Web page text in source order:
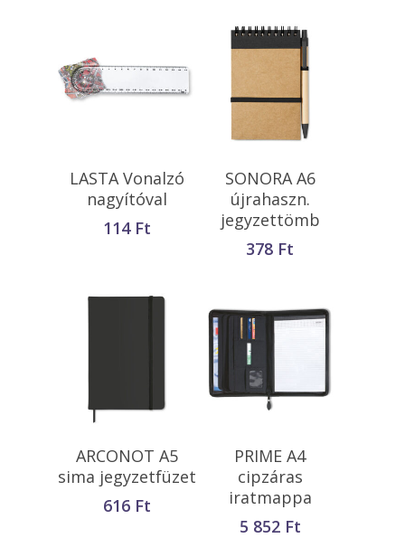
Kosárba
Teszem
LASTA Vonalzó
nagyítóval
114 Ft
Opciók Választása
SONORA A6
újrahaszn.
jegyzettömb
378 Ft
Opciók Választása
ARCONOT A5
sima jegyzetfüzet
616 Ft
Kosárba
Teszem
PRIME A4
cipzáras
iratmappa
5 852 Ft